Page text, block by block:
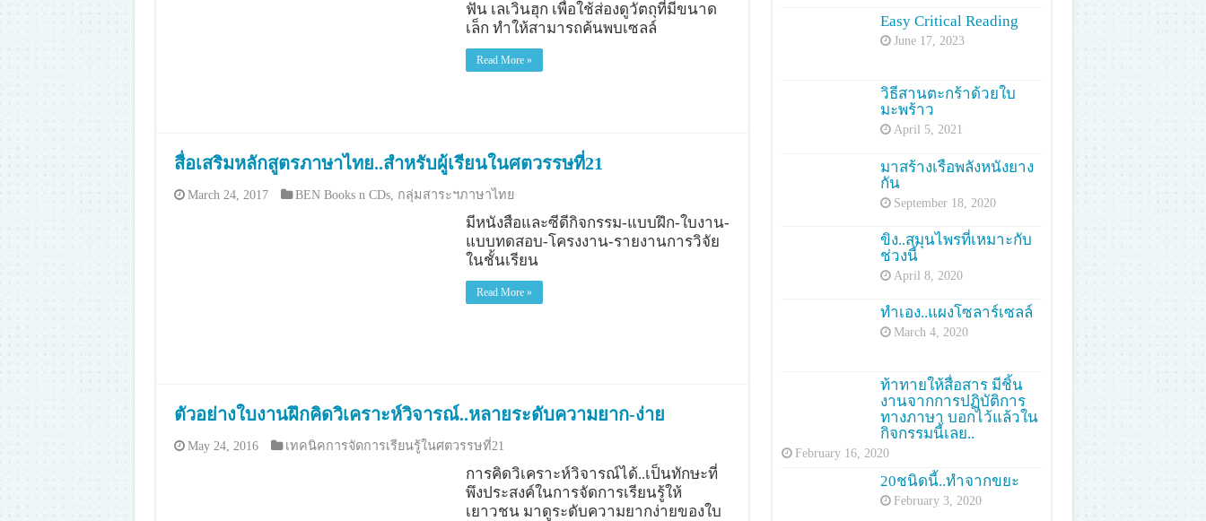
ฟัน เลเวินฮุก เพื่อใช้ส่องดูวัตถุที่มีขนาด
เล็ก ทำให้สามารถค้นพบเซลล์
Read More »
สื่อเสริมหลักสูตรภาษาไทย..สำหรับผู้เรียนในศตวรรษที่21
March 24, 2017 BEN Books n CDs, กลุ่มสาระฯภาษาไทย
มีหนังสือและซีดีกิจกรรม-แบบฝึก-ใบงาน-
แบบทดสอบ-โครงงาน-รายงานการวิจัย
ในชั้นเรียน
Read More »
ตัวอย่างใบงานฝึกคิดวิเคราะห์วิจารณ์..หลายระดับความยาก-ง่าย
May 24, 2016 เทคนิคการจัดการเรียนรู้ในศตวรรษที่21
การคิดวิเคราะห์วิจารณ์ได้..เป็นทักษะที่
พึงประสงค์ในการจัดการเรียนรู้ให้
เยาวชน มาดูระดับความยากง่ายของใบ
Easy Critical Reading
June 17, 2023
วิธีสานตะกร้าด้วยใบ
มะพร้าว
April 5, 2021
มาสร้างเรือพลังหนังยาง
กัน
September 18, 2020
ขิง..สมุนไพรที่เหมาะกับ
ช่วงนี้
April 8, 2020
ทำเอง..แผงโซลาร์เซลล์
March 4, 2020
ท้าทายให้สื่อสาร มีชิ้น
งานจากการปฏิบัติการ
ทางภาษา บอกไว้แล้วใน
กิจกรรมนี้เลย..
February 16, 2020
20ชนิดนี้..ทำจากขยะ
February 3, 2020